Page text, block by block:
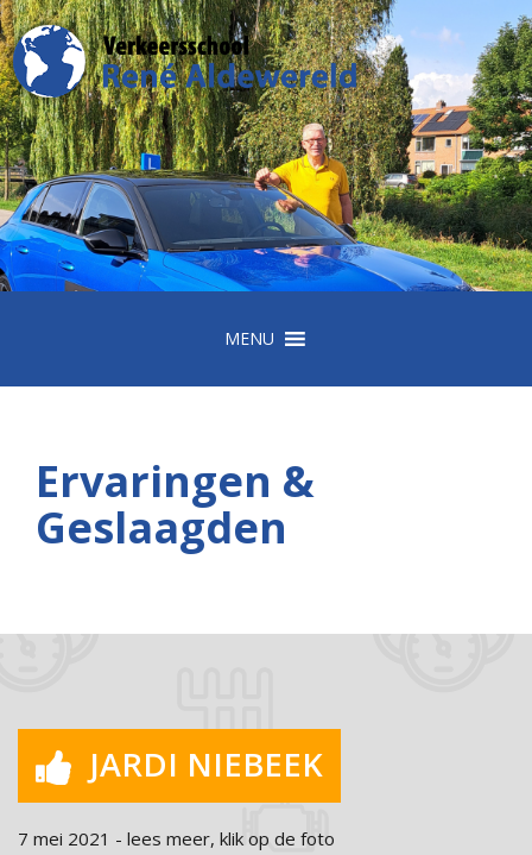
MENU
Ervaringen &
Geslaagden
JARDI NIEBEEK
7 mei 2021 - lees meer, klik op de foto